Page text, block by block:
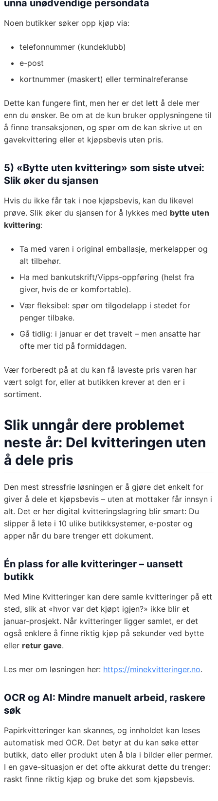
unna unødvendige persondata
Noen butikker søker opp kjøp via:
telefonnummer (kundeklubb)
e-post
kortnummer (maskert) eller terminalreferanse
Dette kan fungere fint, men her er det lett å dele mer
enn du ønsker. Be om at de kun bruker opplysningene til
å finne transaksjonen, og spør om de kan skrive ut en
gavekvittering eller et kjøpsbevis uten pris.
5) «Bytte uten kvittering» som siste utvei:
Slik øker du sjansen
Hvis du ikke får tak i noe kjøpsbevis, kan du likevel
prøve. Slik øker du sjansen for å lykkes med bytte uten
kvittering:
Ta med varen i original emballasje, merkelapper og
alt tilbehør.
Ha med bankutskrift/Vipps-oppføring (helst fra
giver, hvis de er komfortable).
Vær fleksibel: spør om tilgodelapp i stedet for
penger tilbake.
Gå tidlig: i januar er det travelt – men ansatte har
ofte mer tid på formiddagen.
Vær forberedt på at du kan få laveste pris varen har
vært solgt for, eller at butikken krever at den er i
sortiment.
Slik unngår dere problemet
neste år: Del kvitteringen uten
å dele pris
Den mest stressfrie løsningen er å gjøre det enkelt for
giver å dele et kjøpsbevis – uten at mottaker får innsyn i
alt. Det er her digital kvitteringslagring blir smart: Du
slipper å lete i 10 ulike butikksystemer, e-poster og
apper når du bare trenger ett dokument.
Én plass for alle kvitteringer – uansett
butikk
Med Mine Kvitteringer kan dere samle kvitteringer på ett
sted, slik at «hvor var det kjøpt igjen?» ikke blir et
januar-prosjekt. Når kvitteringer ligger samlet, er det
også enklere å finne riktig kjøp på sekunder ved bytte
eller retur gave.
Les mer om løsningen her: https://minekvitteringer.no.
OCR og AI: Mindre manuelt arbeid, raskere
søk
Papirkvitteringer kan skannes, og innholdet kan leses
automatisk med OCR. Det betyr at du kan søke etter
butikk, dato eller produkt uten å bla i bilder eller permer.
I en gave-situasjon er det ofte akkurat dette du trenger:
raskt finne riktig kjøp og bruke det som kjøpsbevis.